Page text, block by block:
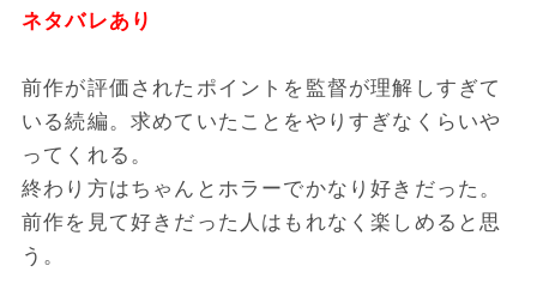
ネタバレあり
前作が評価されたポイントを監督が理解しすぎて
いる続編。求めていたことをやりすぎなくらいや
ってくれる。
終わり方はちゃんとホラーでかなり好きだった。
前作を見て好きだった人はもれなく楽しめると思
う。